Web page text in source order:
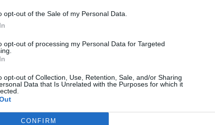
opt-out of the Sale of my Personal Data.
opt-out of processing my Personal Data for Targeted
opt-out of Collection, Use, Retention, Sale, and/or Sharing
Data that Is Unrelated with the Purposes for which it
CONFIRM